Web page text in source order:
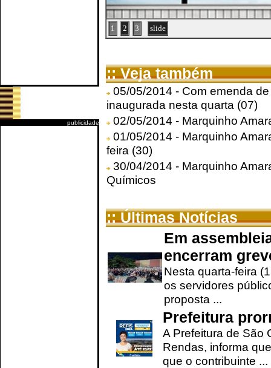
publicidade
1 2 3 slide
:: Veja também
05/05/2014 - Com emenda
inaugurada nesta quarta (07)
02/05/2014 - Marquinho
01/05/2014 - Marquinho
feira (30)
30/04/2014 - Marquinho
Químicos
:: Últimas Notícias
Em
encerram
Nesta quarta-feira
os servidores
proposta ...
Prefeitura
A Prefeitura de São
Rendas, informa
que o contribuinte ...